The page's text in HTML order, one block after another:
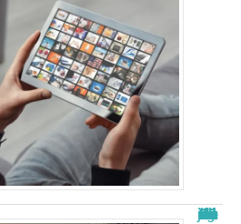
Nouvelle adresse de zone de téléchargement : Guide 2026 à jour